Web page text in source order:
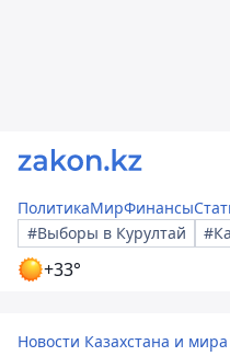
ПолитикаМирФинансы
#Выборы в Курултай
+33°
Новости Казахстана и